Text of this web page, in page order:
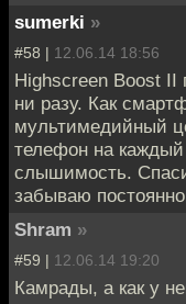
sumerki »
#58 | 12.06.14 18:56
Highscreen Boost II
ни разу. Как
мультимедийный
телефон на
слышимость.
забываю
Shram »
#59 | 12.06.14 19:20
Камрады, а как у